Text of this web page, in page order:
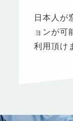
日本人が
ョンが可
利用頂け